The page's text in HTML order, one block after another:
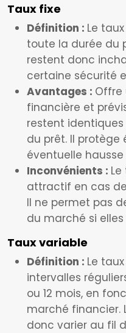
Taux fixe
Définition : Le
toute la durée du
restent donc
certaine sécurité
Avantages : Offre
financière et
restent
du prêt. Il
éventuelle
Inconvénients :
attractif en cas
Il ne permet pas
du marché si
Taux variable
Définition : Le
intervalles
ou 12 mois, en
marché financier.
donc varier au fil